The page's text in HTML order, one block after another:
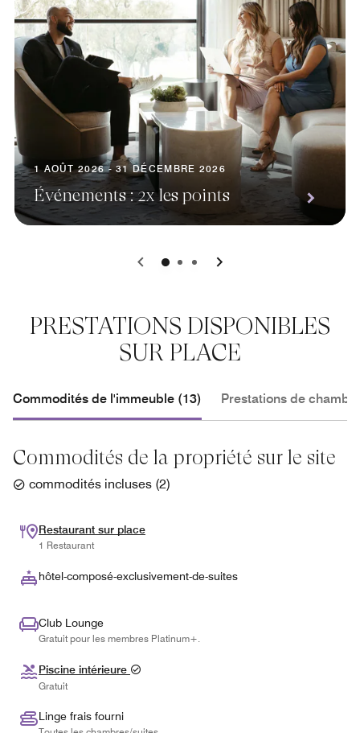
1 AOÛT 2026 - 31 DÉCEMBRE 2026
Événements : 2x les points
0 1 2
PRESTATIONS DISPONIBLES
SUR PLACE
Commodités de l'immeuble (13) Prestations de
Commodités de la propriété sur le site
commodités incluses (2)
Restaurant sur place
1 Restaurant
hôtel-composé-exclusivement-de-suites
Club Lounge
Gratuit pour les membres Platinum+.
Piscine intérieure
Gratuit
Linge frais fourni